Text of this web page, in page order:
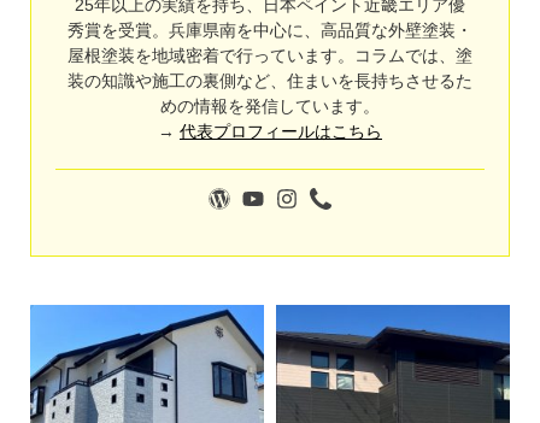
25年以上の実績を持ち、日本ペイント近畿エリア優
秀賞を受賞。兵庫県南を中心に、高品質な外壁塗装・
屋根塗装を地域密着で行っています。コラムでは、塗
装の知識や施工の裏側など、住まいを長持ちさせるた
めの情報を発信しています。
→ 代表プロフィールはこちら